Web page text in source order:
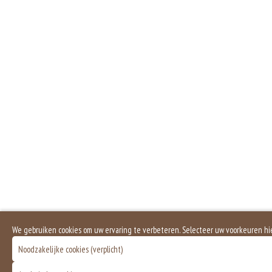
We gebruiken cookies om uw ervaring te verbeteren. Selecteer uw voorkeuren
Noodzakelijke cookies (verplicht)